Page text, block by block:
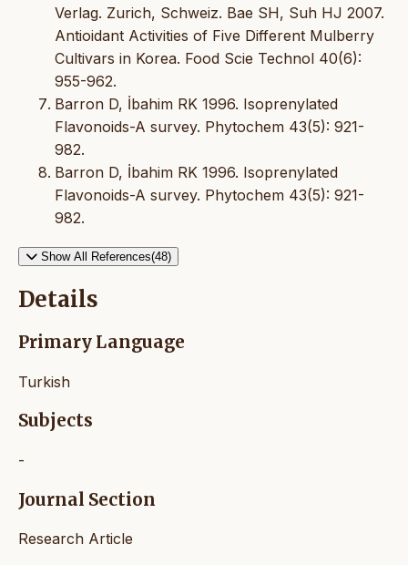
Verlag. Zurich, Schweiz. Bae SH, Suh HJ 2007.
Antioidant Activities of Five Different Mulberry
Cultivars in Korea. Food Scie Technol 40(6):
955-962.
Barron D, İbahim RK 1996. Isoprenylated
Flavonoids-A survey. Phytochem 43(5): 921-
982.
Barron D, İbahim RK 1996. Isoprenylated
Flavonoids-A survey. Phytochem 43(5): 921-
982.
Show All References(48)
Details
Primary Language
Turkish
Subjects
-
Journal Section
Research Article